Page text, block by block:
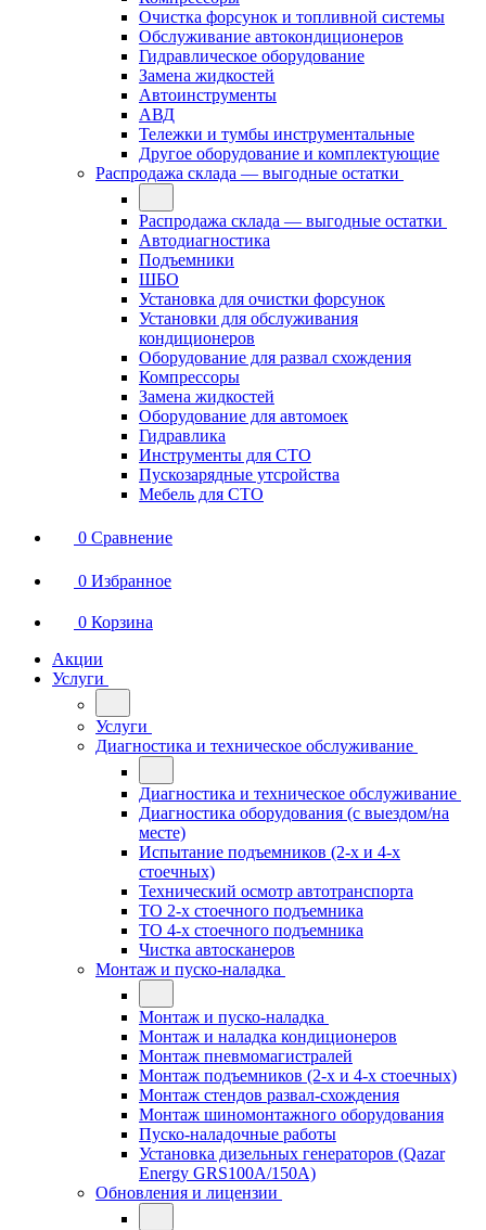
Очистка форсунок и топливной системы
Обслуживание автокондиционеров
Гидравлическое оборудование
Замена жидкостей
Автоинструменты
АВД
Тележки и тумбы инструментальные
Другое оборудование и комплектующие
Распродажа склада — выгодные остатки
Распродажа склада — выгодные остатки
Автодиагностика
Подъемники
ШБО
Установка для очистки форсунок
Установки для обслуживания
кондиционеров
Оборудование для развал схождения
Компрессоры
Замена жидкостей
Оборудование для автомоек
Гидравлика
Инструменты для СТО
Пускозарядные утсройства
Мебель для СТО
0 Сравнение
0 Избранное
0 Корзина
Акции
Услуги
Услуги
Диагностика и техническое обслуживание
Диагностика и техническое обслуживание
Диагностика оборудования (с выездом/на
месте)
Испытание подъемников (2-х и 4-х
стоечных)
Технический осмотр автотранспорта
ТО 2-х стоечного подъемника
ТО 4-х стоечного подъемника
Чистка автосканеров
Монтаж и пуско-наладка
Монтаж и пуско-наладка
Монтаж и наладка кондиционеров
Монтаж пневмомагистралей
Монтаж подъемников (2-х и 4-х стоечных)
Монтаж стендов развал-схождения
Монтаж шиномонтажного оборудования
Пуско-наладочные работы
Установка дизельных генераторов (Qazar
Energy GRS100A/150A)
Обновления и лицензии